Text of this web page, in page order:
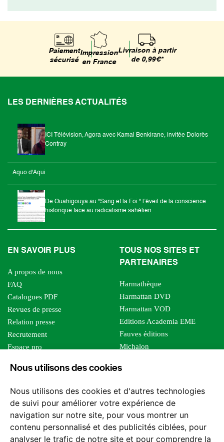
Nous utilisons des cookies
Nous utilisons des cookies et d'autres technologies
de suivi pour améliorer votre expérience de
navigation sur notre site, pour vous montrer un
contenu personnalisé et des publicités ciblées, pour
analyser le trafic de notre site et pour comprendre la
Paiement
sécurisé
Impression
en France
Livraison à partir
de 0,99€*
LES DERNIÈRES ACTUALITÉS
ICI Télévision, Agora avec Kamal Benkirane, invitée Dolorès
Contray
Aquo d'Aqui
De Ouahigouya au "Sang et la Foi " l’éveil de la conscience
historique face au radicalisme sahélien
EN SAVOIR PLUS
A propos de nous
FAQ
Catalogues PDF
Revues de presse
Relation presse
Recrutement
Espace pro
Foreign rights
TOUS NOS SITES ET
PARTENAIRES
Harmathèque
Harmattan DVD
Harmattan VOD
Editions Academia EME
Fauves éditions
Michalon
Editions Sutton
Les impliqués
Tous les éditeurs
Nos structures